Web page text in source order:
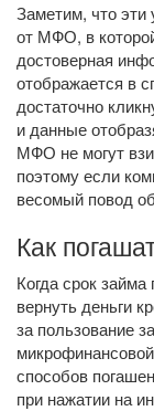
Заметим, что эти
от МФО, в
достоверная
отображается в
достаточно
и данные
МФО не могут
поэтому если
весомый повод
Как
Когда срок
вернуть деньги
за пользование
способов
при нажатии на